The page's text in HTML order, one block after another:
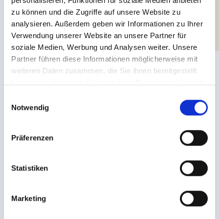
zu können und die Zugriffe auf unsere Website zu
analysieren. Außerdem geben wir Informationen zu Ihrer
Verwendung unserer Website an unsere Partner für
soziale Medien, Werbung und Analysen weiter. Unsere
Partner führen diese Informationen möglicherweise mit
weiteren Daten zusammen, die Sie ihnen bereitgestellt
Notwendig
Präferenzen
Statistiken
Marketing
Bären-Beach-Club
Ein wenig Strand-Feeling in den Tiroler Bergen gefällig? Gerne!
Der exklusive Bären-Beach-Club lädt im Sommer mit Außenpool